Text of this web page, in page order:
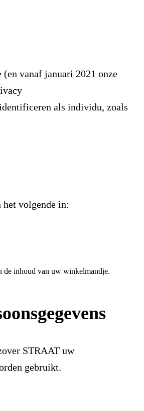
vanaf januari 2021 onze
als individu, zoals
volgende in:
de inhoud van uw winkelmandje.
STRAAT uw
gebruikt.